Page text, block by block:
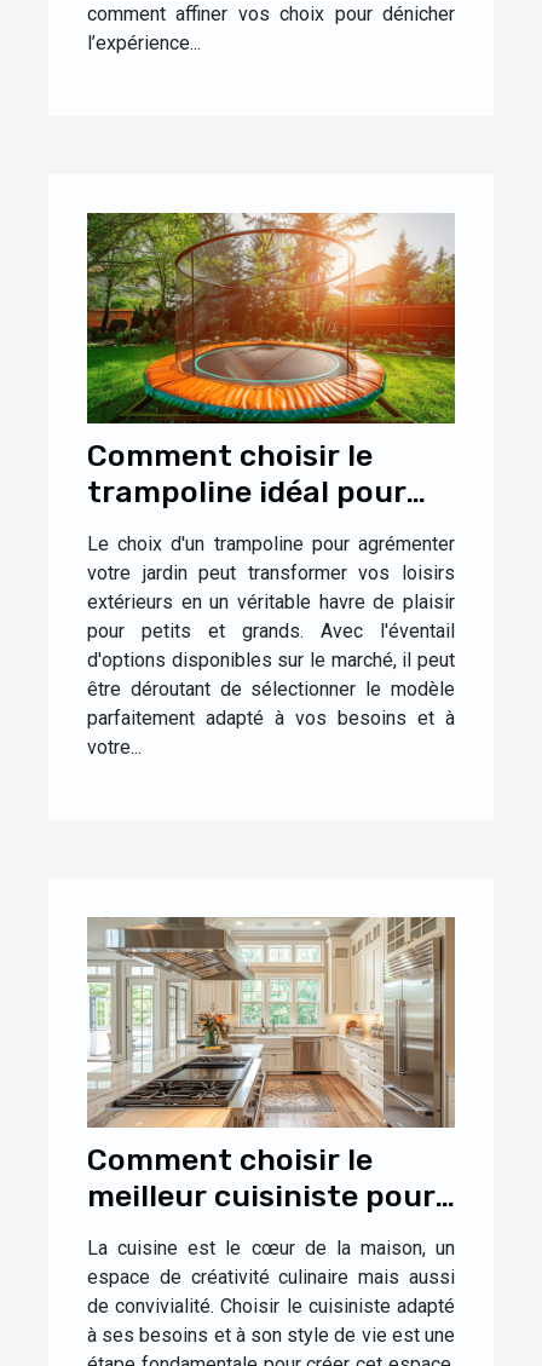
comment affiner vos choix pour dénicher
l’expérience...
Comment choisir le
trampoline idéal pour
votre jardin
Le choix d'un trampoline pour agrémenter
votre jardin peut transformer vos loisirs
extérieurs en un véritable havre de plaisir
pour petits et grands. Avec l'éventail
d'options disponibles sur le marché, il peut
être déroutant de sélectionner le modèle
parfaitement adapté à vos besoins et à
votre...
Comment choisir le
meilleur cuisiniste pour
votre maison
La cuisine est le cœur de la maison, un
espace de créativité culinaire mais aussi
de convivialité. Choisir le cuisiniste adapté
à ses besoins et à son style de vie est une